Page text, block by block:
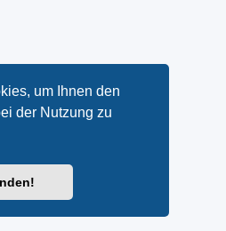
um Ihnen den
der Nutzung zu